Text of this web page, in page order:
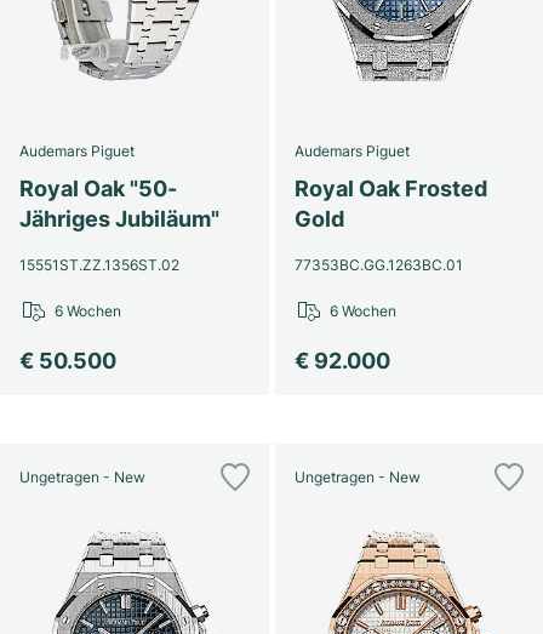
Audemars Piguet
Royal Oak "50-
Jähriges Jubiläum"
15551ST.ZZ.1356ST.02
€ 50.500
6 Wochen
Audemars Piguet
Royal Oak Frosted
Gold
77353BC.GG.1263BC.01
€ 92.000
6 Wochen
Ungetragen - New Ungetragen - New